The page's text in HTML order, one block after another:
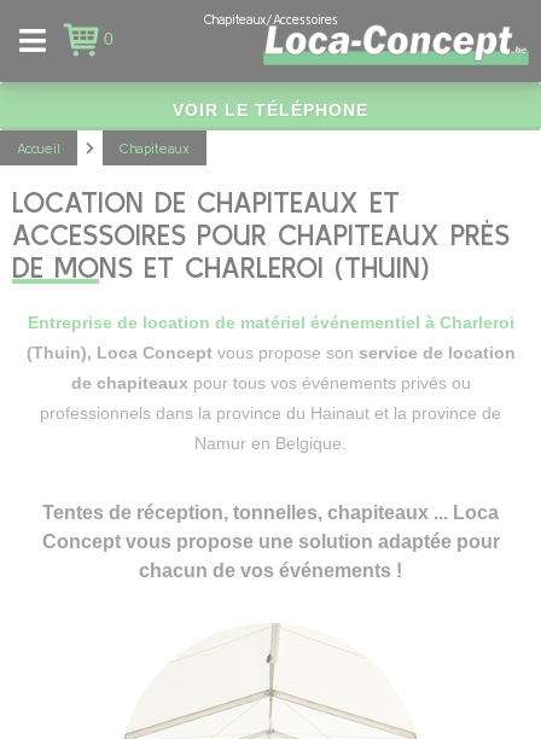
0
Chapiteaux/Accessoires
VOIR LE TÉLÉPHONE
Accueil Chapiteaux
LOCATION DE CHAPITEAUX ET
ACCESSOIRES POUR CHAPITEAUX PRÈS
DE MONS ET CHARLEROI (THUIN)
Entreprise de location de matériel événementiel à Charleroi
(Thuin), Loca Concept vous propose son service de location
de chapiteaux pour tous vos événements privés ou
professionnels dans la province du Hainaut et la province de
Namur en Belgique.
Tentes de réception, tonnelles, chapiteaux ... Loca
Concept vous propose une solution adaptée pour
chacun de vos événements !
Panneau de gestion des cookies